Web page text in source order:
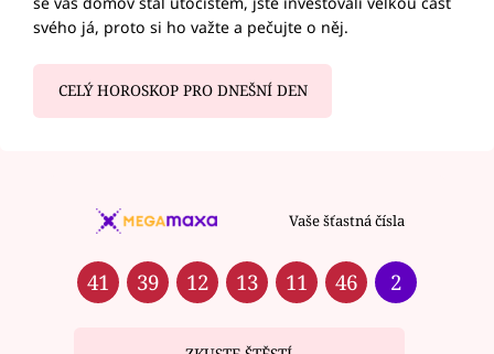
svého já, proto si ho važte a pečujte o něj.
CELÝ HOROSKOP PRO DNEŠNÍ DEN
Vaše šťastná čísla
41 39 12 13 11 46 2